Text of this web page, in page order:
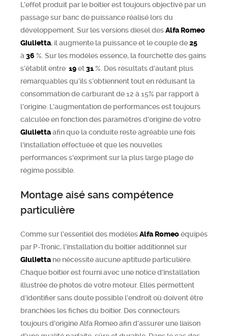
L’effet produit par le boitier est toujours objectivé par un
passage sur banc de puissance réalisé lors du
développement. Sur les versions diesel desAlfa Romeo
Giulietta, il augmente la puissance et le couple de25
à 36 %. Sur les modèles essence, la fourchette des gains
s’établit entre 19et31%. Des résultats d’autant plus
remarquables qu’ils s’obtiennent tout en réduisant la
consommation de carburant de 12 à 15% par rapport à
l’origine. L'augmentation de performances est toujours
calculée en fonction des paramètres d'origine de votre
Giuliettaafin que la conduite reste agréable une fois
l'installation effectuée et que les nouvelles
performances s'expriment sur la plus large plage de
régime possible.
Montage aisé sans compétence
particulière
Comme sur l’essentiel des modèlesAlfa Romeoéquipés
par P-Tronic, l’installation du boitier additionnel sur
Giulietta ne nécessite aucune aptitude particulière.
Chaque boitier est fourni avec une notice d'installation
illustrée de photos de votre moteur. Elles permettent
d’identifier sans doute possible l’endroit où doivent être
branchées les fiches du boitier. Des connecteurs
toujours d'origine Alfa Romeo afin d'assurer une liaison